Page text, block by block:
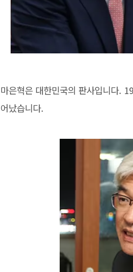
마은혁은 대한민국의 판사입니다.
어났습니다.